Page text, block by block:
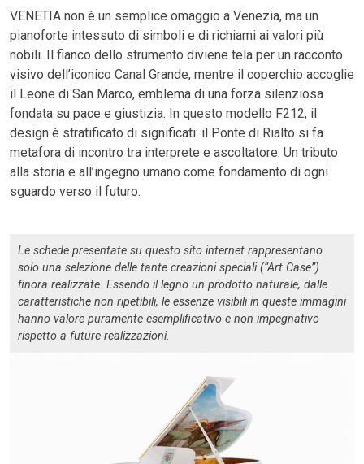
VENETIA non è un semplice omaggio a Venezia, ma un
pianoforte intessuto di simboli e di richiami ai valori più
nobili. Il fianco dello strumento diviene tela per un racconto
visivo dell’iconico Canal Grande, mentre il coperchio accoglie
il Leone di San Marco, emblema di una forza silenziosa
fondata su pace e giustizia. In questo modello F212, il
design è stratificato di significati: il Ponte di Rialto si fa
metafora di incontro tra interprete e ascoltatore. Un tributo
alla storia e all’ingegno umano come fondamento di ogni
sguardo verso il futuro.
Le schede presentate su questo sito internet rappresentano
solo una selezione delle tante creazioni speciali (“Art Case”)
finora realizzate. Essendo il legno un prodotto naturale, dalle
caratteristiche non ripetibili, le essenze visibili in queste immagini
hanno valore puramente esemplificativo e non impegnativo
rispetto a future realizzazioni.